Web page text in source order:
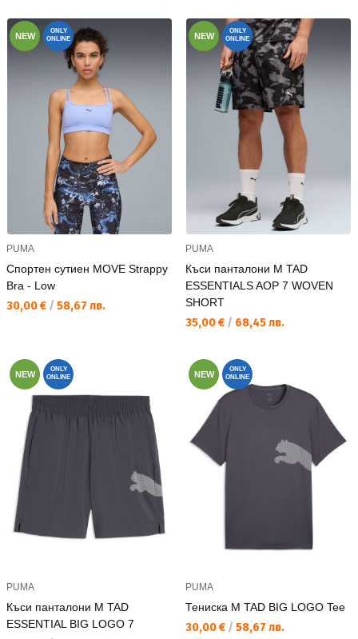
NEW
ONLY
ONLINE
PUMA
Спортен сутиен MOVE Strappy
Bra - Low
Текуща цена:
30,00 € / 58,67 лв.
NEW
ONLY
ONLINE
PUMA
Къси панталони M TAD
ESSENTIALS AOP 7 WOVEN
SHORT
Текуща цена:
35,00 € / 68,45 лв.
NEW
ONLY
ONLINE
PUMA
Къси панталони M TAD
ESSENTIAL BIG LOGO 7
NEW
ONLY
ONLINE
PUMA
Тениска M TAD BIG LOGO Tee
Текуща цена:
30,00 € / 58,67 лв.